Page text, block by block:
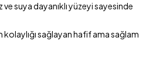
suya dayanıklı yüzeyi sayesinde
kolaylığı sağlayan hafif ama sağlam